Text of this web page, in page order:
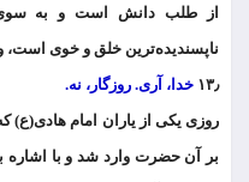
از طلب دانش است و به
ناپسندیده‌ترین خلق و خوی
۱۳٫ خدا، آری. روزگار، نه.
روزی یکی از یاران امام هادی(ع)
بر آن حضرت وارد شد و با اشاره